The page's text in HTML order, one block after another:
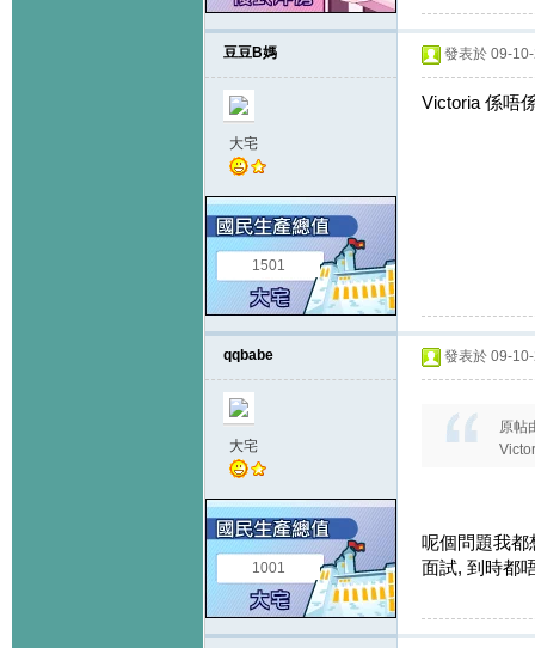
豆豆B媽
大宅
1501
發表於 09-
Victoria 係唔
qqbabe
大宅
1001
發表於 09-
原帖
呢個問題我都
面試, 到時都